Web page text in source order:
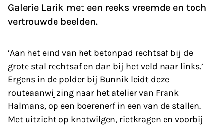
Galerie Larik met een reeks vreemde en toch
vertrouwde beelden.
‘Aan het eind van het betonpad rechtsaf bij de
grote stal rechtsaf en dan bij het veld naar links.’
Ergens in de polder bij Bunnik leidt deze
routeaanwijzing naar het atelier van Frank
Halmans, op een boerenerf in een van de stallen.
Met uitzicht op knotwilgen, rietkragen en voorbij